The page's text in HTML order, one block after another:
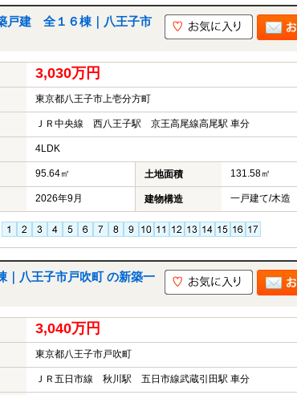
戸建 全１６棟｜八王子市
3,030万円
東京都八王子市上壱分方町
ＪＲ中央線 西八王子駅 京王高尾線高尾駅 車分
4LDK
95.64㎡ 土地面積 131.58㎡
2026年9月 建物構造 一戸建て/木造
八王子市戸吹町 の新築一
3,040万円
東京都八王子市戸吹町
ＪＲ五日市線 秋川駅 五日市線武蔵引田駅 車分